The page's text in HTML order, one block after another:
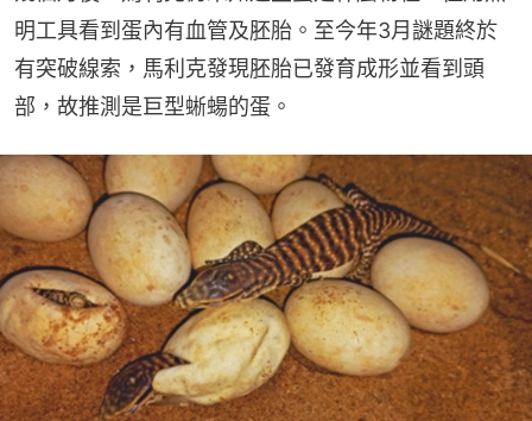
明工具看到蛋內有血管及胚胎。至今年3月謎題終於
有突破線索，馬利克發現胚胎已發育成形並看到頭
部，故推測是巨型蜥蝪的蛋。